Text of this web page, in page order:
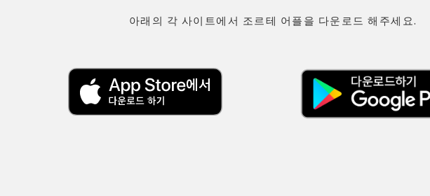
아래의 각 사이트에서 조르테 어플을 다운로드 해주세요.